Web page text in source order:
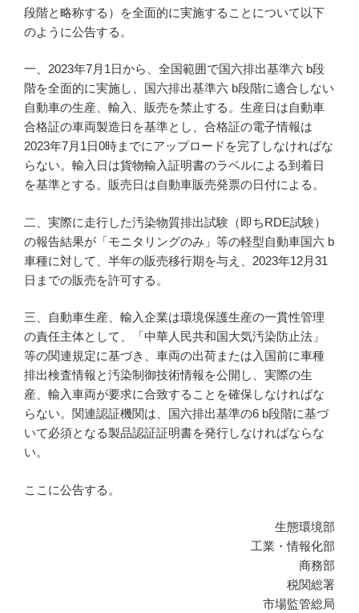
段階と略称する）を全面的に実施することについて以下
のように公告する。
一、2023年7月1日から、全国範囲で国六排出基準六 b段
階を全面的に実施し、国六排出基準六 b段階に適合しない
自動車の生産、輸入、販売を禁止する。生産日は自動車
合格証の車両製造日を基準とし、合格証の電子情報は
2023年7月1日0時までにアップロードを完了しなければな
らない。輸入日は貨物輸入証明書のラベルによる到着日
を基準とする。販売日は自動車販売発票の日付による。
二、実際に走行した汚染物質排出試験（即ちRDE試験）
の報告結果が「モニタリングのみ」等の軽型自動車国六 b
車種に対して、半年の販売移行期を与え、2023年12月31
日までの販売を許可する。
三、自動車生産、輸入企業は環境保護生産の一貫性管理
の責任主体として、「中華人民共和国大気汚染防止法」
等の関連規定に基づき、車両の出荷または入国前に車種
排出検査情報と汚染制御技術情報を公開し、実際の生
産、輸入車両が要求に合致することを確保しなければな
らない。関連認証機関は、国六排出基準の6 b段階に基づ
いて必須となる製品認証証明書を発行しなければならな
い。
ここに公告する。
生態環境部
工業・情報化部
商務部
税関総署
市場監管総局